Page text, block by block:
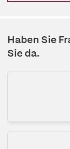
Haben Sie
Sie da.